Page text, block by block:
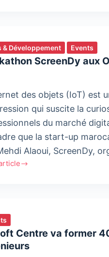
& Développement Events
ScreenDy aux
des objets (IoT) est
qui suscite la
du marché
que la start-up
Alaoui, ScreenDy,
Centre va former